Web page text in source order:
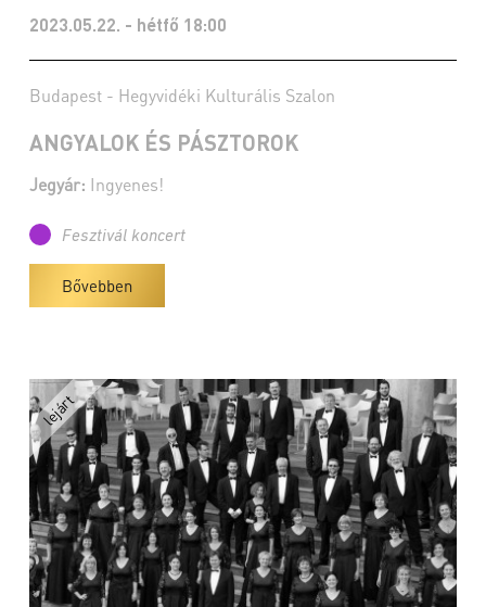
2023.05.22. - hétfő 18:00
Budapest - Hegyvidéki Kulturális Szalon
ANGYALOK ÉS PÁSZTOROK
Jegyár: Ingyenes!
Fesztivál koncert
Bővebben